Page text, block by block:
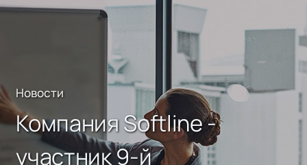
Новости
Компания Softline -
участник 9-й